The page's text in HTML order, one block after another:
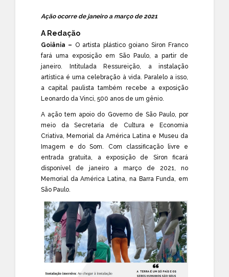
Ação ocorre de janeiro a março de 2021
A Redação
Goiânia – O artista plástico goiano Siron Franco
fará uma exposição em São Paulo, a partir de
janeiro. Intitulada Ressureição, a instalação
artística é uma celebração à vida. Paralelo a isso,
a capital paulista também recebe a exposição
Leonardo da Vinci, 500 anos de um gênio.
A ação tem apoio do Governo de São Paulo, por
meio da Secretaria de Cultura e Economia
Criativa, Memorial da América Latina e Museu da
Imagem e do Som. Com classificação livre e
entrada gratuita, a exposição de Siron ficará
disponível de janeiro a março de 2021, no
Memorial da América Latina, na Barra Funda, em
São Paulo.